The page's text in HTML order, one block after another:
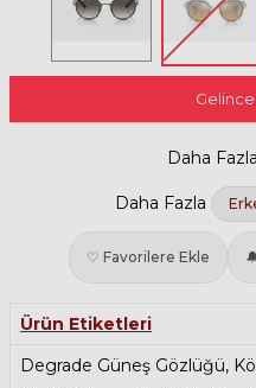
Daha Fazla
Daha Fazla
♡ Favorilere Ekle
Ürün Etiketleri
Degrade Güneş Gözlüğü,